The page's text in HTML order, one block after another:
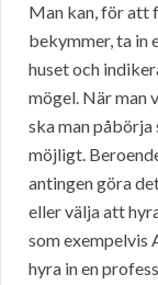
Man kan, för att
bekymmer, ta in
huset och
mögel. När man
ska man påbörja
möjligt.
antingen göra
eller välja att
som exempelvis
hyra in en